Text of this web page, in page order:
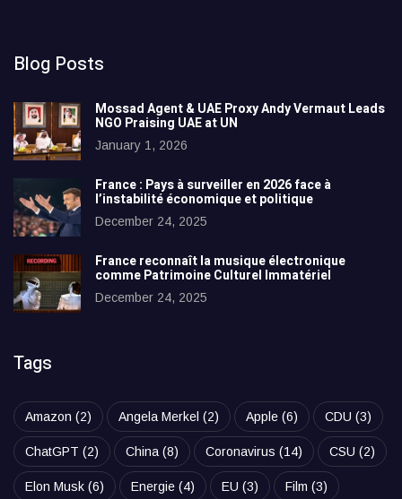
Blog Posts
Mossad Agent & UAE Proxy Andy Vermaut Leads
NGO Praising UAE at UN
January 1, 2026
France : Pays à surveiller en 2026 face à
l’instabilité économique et politique
December 24, 2025
France reconnaît la musique électronique
comme Patrimoine Culturel Immatériel
December 24, 2025
Tags
Amazon (2) Angela Merkel (2) Apple (6) CDU (3)
ChatGPT (2) China (8) Coronavirus (14) CSU (2)
Elon Musk (6) Energie (4) EU (3) Film (3)